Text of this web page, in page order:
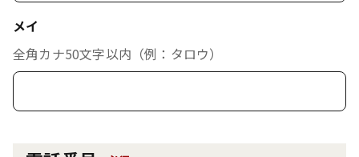
メイ
全角カナ50文字以内（例：タロウ）